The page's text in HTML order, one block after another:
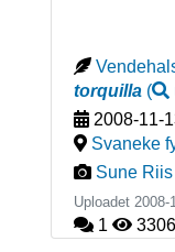
torquilla(
2008-11-
Svaneke
Sune
Uploadet 2008-
1 3306